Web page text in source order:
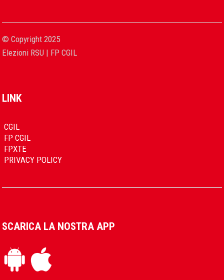
© Copyright 2025
Elezioni RSU | FP CGIL
LINK
CGIL
FP CGIL
FPXTE
PRIVACY POLICY
SCARICA LA NOSTRA APP